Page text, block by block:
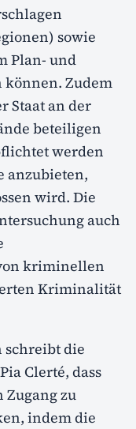
sowie
Plan- und
können. Zudem
Staat an der
beteiligen
werden
anzubieten,
wird. Die
auch
kriminellen
Kriminalität
die
Clerté, dass
Zugang zu
indem die